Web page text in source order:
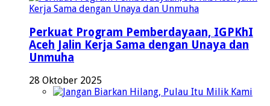
Perkuat Program Pemberdayaan, IGPKhI
Aceh Jalin Kerja Sama dengan Unaya dan
Unmuha
28 Oktober 2025